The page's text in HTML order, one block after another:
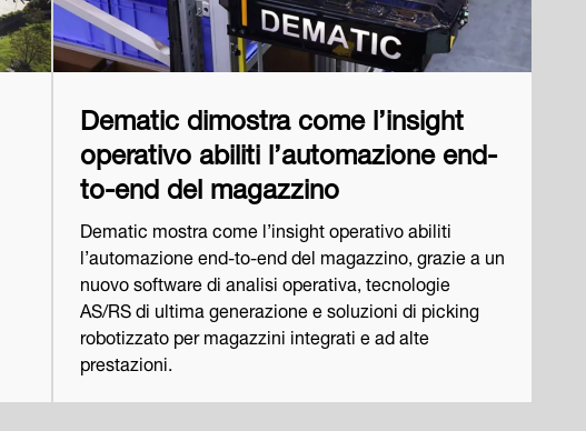
Dematic dimostra come l’insight
operativo abiliti l’automazione end-
to-end del magazzino
Dematic mostra come l’insight operativo abiliti
l’automazione end‑to‑end del magazzino, grazie a un
nuovo software di analisi operativa, tecnologie
AS/RS di ultima generazione e soluzioni di picking
robotizzato per magazzini integrati e ad alte
prestazioni.